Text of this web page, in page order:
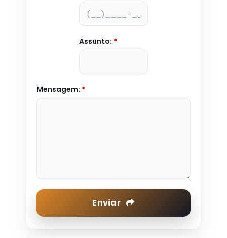
Assunto: *
Mensagem: *
Enviar